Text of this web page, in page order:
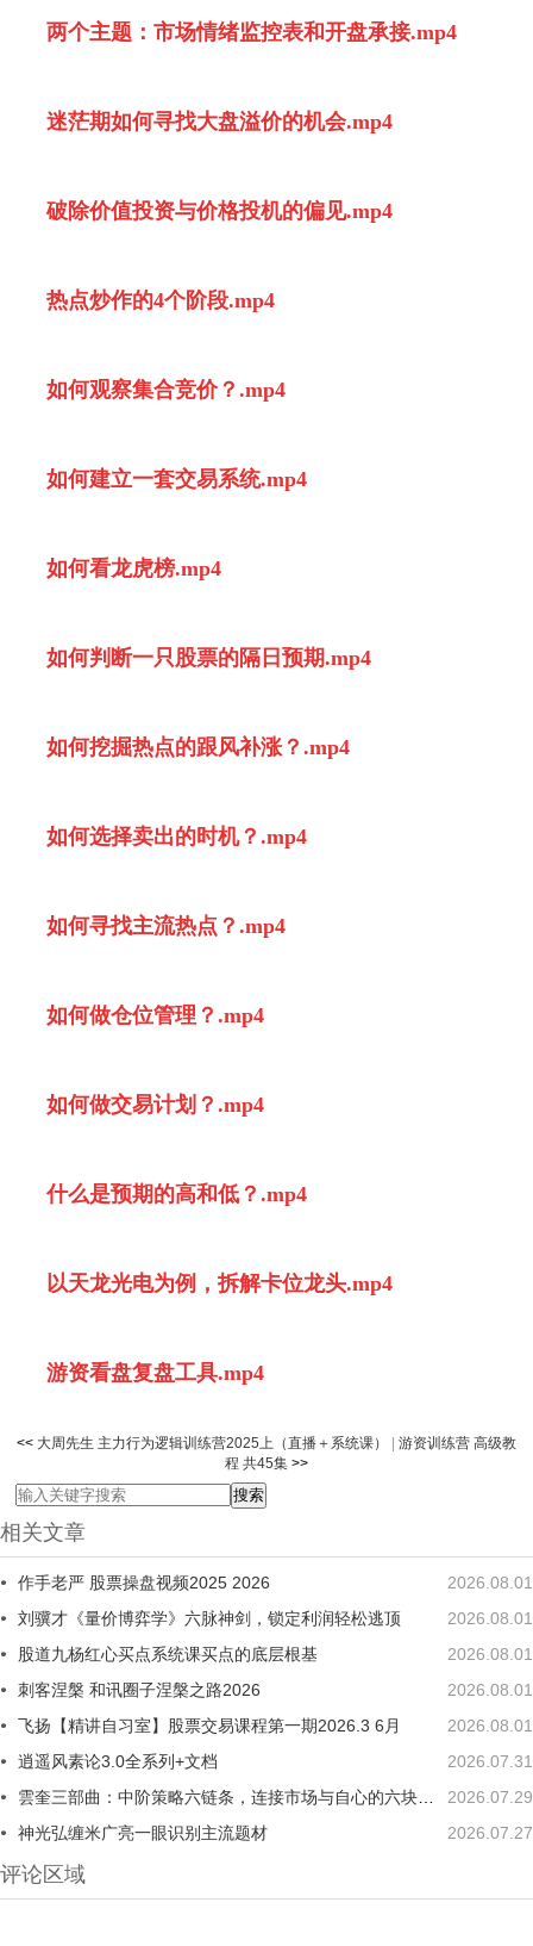
两个主题：市场情绪监控表和开盘承接.mp4
迷茫期如何寻找大盘溢价的机会.mp4
破除价值投资与价格投机的偏见.mp4
热点炒作的4个阶段.mp4
如何观察集合竞价？.mp4
如何建立一套交易系统.mp4
如何看龙虎榜.mp4
如何判断一只股票的隔日预期.mp4
如何挖掘热点的跟风补涨？.mp4
如何选择卖出的时机？.mp4
如何寻找主流热点？.mp4
如何做仓位管理？.mp4
如何做交易计划？.mp4
什么是预期的高和低？.mp4
以天龙光电为例，拆解卡位龙头.mp4
游资看盘复盘工具.mp4
<< 大周先生 主力行为逻辑训练营2025上（直播＋系统课）
游资训练营 高级教
程 共45集>>
相关文章
2026.08.01
作手老严 股票操盘视频2025 2026
2026.08.01
刘骥才《量价博弈学》六脉神剑，锁定利润轻松逃顶
2026.08.01
股道九杨红心买点系统课买点的底层根基
2026.08.01
刺客涅槃 和讯圈子涅槃之路2026
2026.08.01
飞扬【精讲自习室】股票交易课程第一期2026.3 6月
2026.07.31
逍遥风素论3.0全系列+文档
2026.07.29
雲奎三部曲：中阶策略六链条，连接市场与自心的六块踏板
2026.07.27
神光弘缠米广亮一眼识别主流题材
评论区域